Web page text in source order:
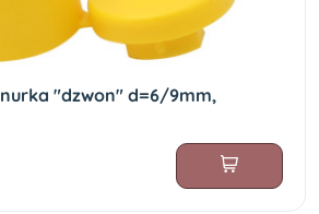
"dzwon" d=6/9mm,